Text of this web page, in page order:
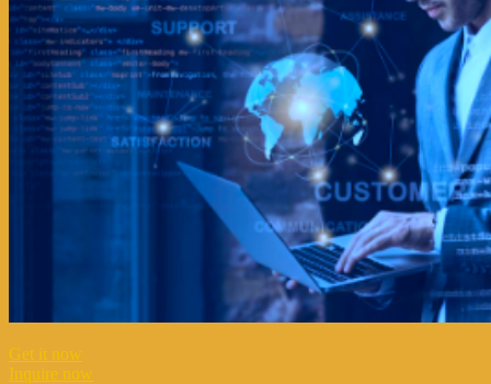
Get it now
Inquire now